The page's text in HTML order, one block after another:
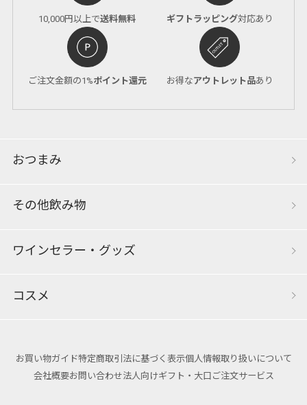
10,000円以上で送料無料 ギフトラッピング対応あり
ご注文金額の1%ポイント還元 お得なアウトレット品あり
おつまみ
その他飲み物
ワインセラー・グッズ
コスメ
お買い物ガイド特定商取引法に基づく表示個人情報取り扱いについて
会社概要お問い合わせ法人向けギフト・大口ご注文サービス